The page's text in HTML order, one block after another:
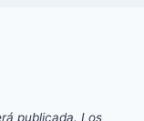
publicada. Los